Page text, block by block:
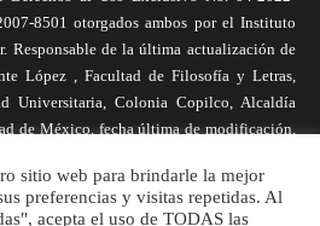
8501 otorgados ambos por el Instituto
Responsable de la última actualización de
López , Facultad de Filosofía y Letras,
Universitaria, Colonia Copilco, Alcaldía
de México, fecha última de modificación,
de la revista, ni de Universidad Nacional
son responsables de los contenidos de
sitio web para brindarle la mejor
preferencias y visitas repetidas. Al
acepta el uso de TODAS las